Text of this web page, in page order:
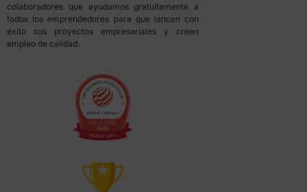
colaboradores que ayudamos gratuitamente a
todos los emprendedores para que lancen con
éxito sus proyectos empresariales y creen
empleo de calidad.